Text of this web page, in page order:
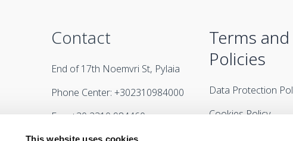
This website uses cookies
Contact
End of 17th Noemvri St, Pylaia
Phone Center: +302310984000
Fax: +30 2310 984460
Terms and
Policies
Data Protection
Cookies Policy